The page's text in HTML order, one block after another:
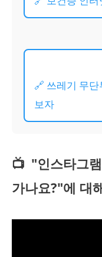
🔗 쓰레기 무
보자
📺 "인스타그
가나요?"에 대